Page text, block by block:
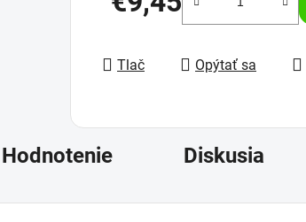
Jednotková cena:
Tlač Opýtať sa
Hodnotenie Diskusia